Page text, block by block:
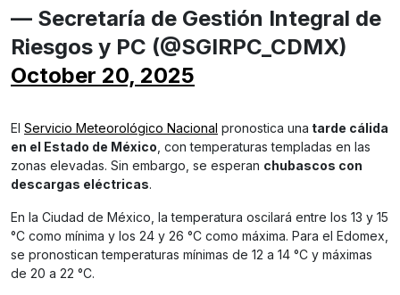
— Secretaría de Gestión Integral de
Riesgos y PC (@SGIRPC_CDMX)
October 20, 2025
El Servicio Meteorológico Nacional pronostica una tarde cálida
en el Estado de México, con temperaturas templadas en las
zonas elevadas. Sin embargo, se esperan chubascos con
descargas eléctricas.
En la Ciudad de México, la temperatura oscilará entre los 13 y 15
°C como mínima y los 24 y 26 °C como máxima. Para el Edomex,
se pronostican temperaturas mínimas de 12 a 14 °C y máximas
de 20 a 22 °C.